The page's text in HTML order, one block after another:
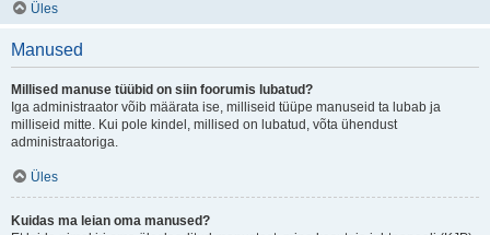
Üles
Manused
Millised manuse tüübid on siin foorumis lubatud?
Iga administraator võib määrata ise, milliseid tüüpe manuseid ta lubab ja
milliseid mitte. Kui pole kindel, millised on lubatud, võta ühendust
administraatoriga.
Üles
Kuidas ma leian oma manused?